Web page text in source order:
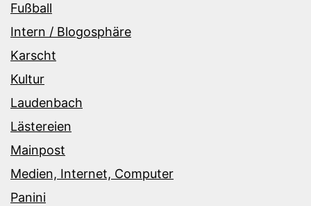
Fußball
Intern / Blogosphäre
Karscht
Kultur
Laudenbach
Lästereien
Mainpost
Medien, Internet, Computer
Panini